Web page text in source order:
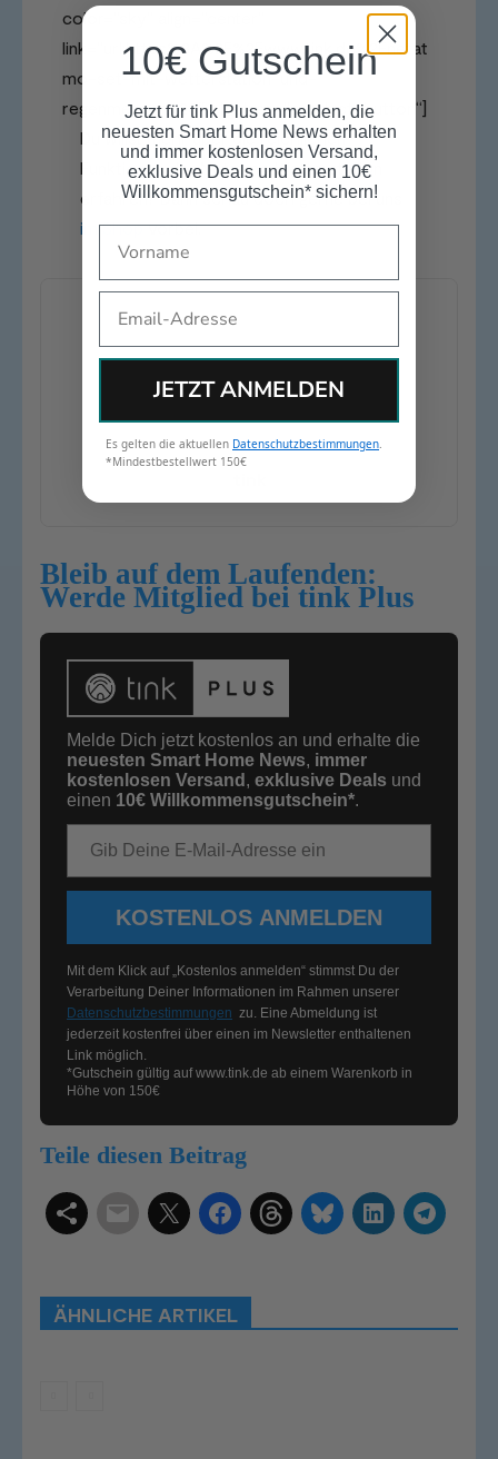
color=“sky“ align=“center“
link=“url:https%3A%2F%2Fwww.tink.de%2Fnetat
mo-set-mit-wetterstation-und-
regenmesser%20″ el_class=“product_button“]
Du willst mehr über die reichlichen
Funktionen der Netatmo Wetterstation
erfahren? Dann schau doch gerne bei uns
im Shopvorbei.
Bleib auf dem Laufenden:
Werde Mitglied bei tink Plus
Melde Dich jetzt kostenlos an und erhalte die
neuesten Smart Home News, immer
kostenlosen Versand , exklusive Deals und
einen 10€ Willkommensgutschein*.
KOSTENLOS ANMELDEN
Mit dem Klick auf „Kostenlos anmelden“ stimmst Du der
Verarbeitung Deiner Informationen im Rahmen unserer
Datenschutzbestimmungen zu. Eine Abmeldung ist
jederzeit kostenfrei über einen im Newsletter enthaltenen
Link möglich.
*Gutschein gültig aufwww.tink.de ab einem Warenkorb in
Höhe von 150€
Teile diesen Beitrag
ÄHNLICHE ARTIKEL
10€ Gutschein
Jetzt für tink Plus anmelden, die
neuesten Smart Home News erhalten
und immer kostenlosen Versand,
exklusive Deals und einen 10€
Willkommensgutschein* sichern!
JETZT ANMELDEN
Es gelten die aktuellen Datenschutzbestimmungen.
*Mindestbestellwert 150€